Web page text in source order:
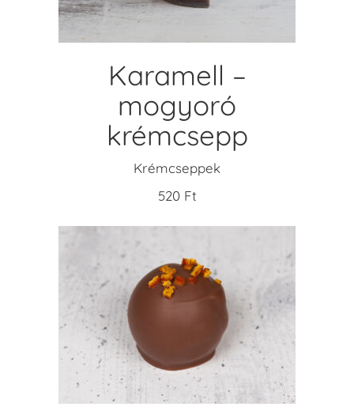
Karamell –
mogyoró
krémcsepp
Krémcseppek
520 Ft
KOSÁRBA TESZEM